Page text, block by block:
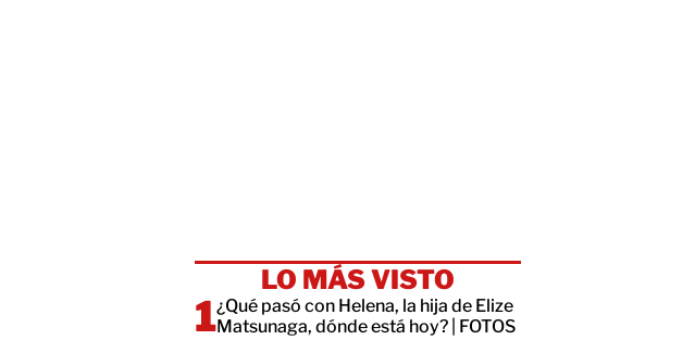
LO MÁS VISTO
¿Qué pasó con Helena, la hija de Elize
Matsunaga, dónde está hoy? | FOTOS